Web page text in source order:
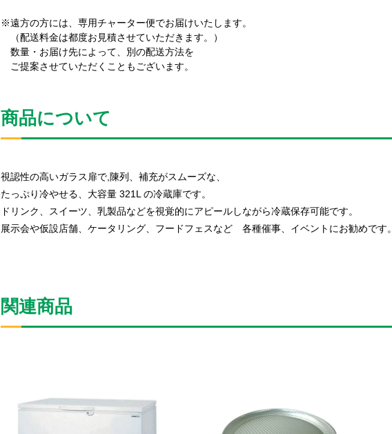
※遠方の方には、専用チャーター便でお届けいたします。
（配送料金は都度お見積させていただきます。）
数量・お届け先によって、別の配送方法を
ご提案させていただくこともございます。
商品について
視認性の高いガラス扉で,陳列、補充がスムーズな、
たっぷり冷やせる、大容量 321L の冷蔵庫です。
ドリンク、スイーツ、乳製品などを視覚的にアピールしながら冷蔵保存可能です。
展示会や仮設店舗、ケータリング、フードフェスなど 各種催事、イベントにお勧めです。
関連商品